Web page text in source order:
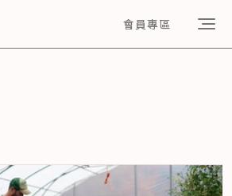
會員專區